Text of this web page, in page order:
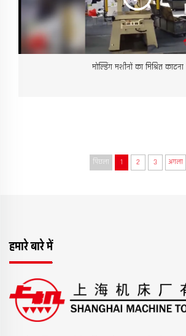
मोल्डिंग मशीनों का मिश्रित काटना
पिछला 1 2 3 अगला
हमारे बारे में